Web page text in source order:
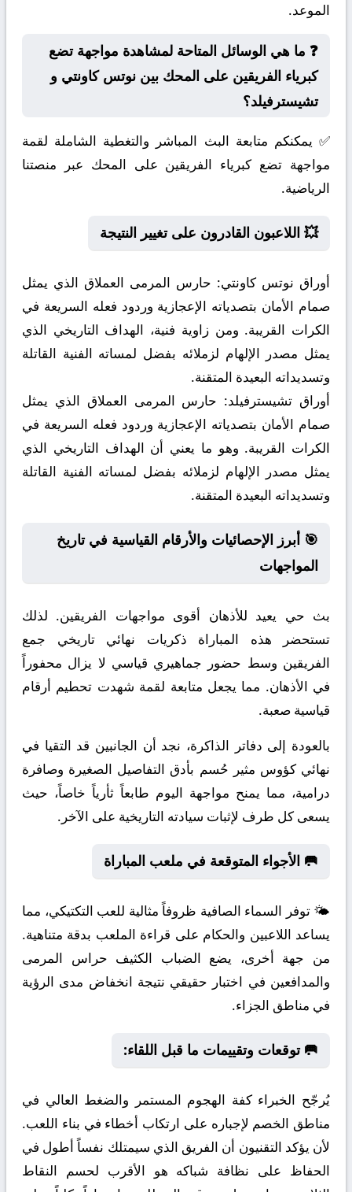
الموعد.
❓ ما هي الوسائل المتاحة لمشاهدة مواجهة تضع
كبرياء الفريقين على المحك بين نوتس كاونتي و
تشيسترفيلد؟
✅ يمكنكم متابعة البث المباشر والتغطية الشاملة لقمة
مواجهة تضع كبرياء الفريقين على المحك عبر منصتنا
الرياضية.
💥 اللاعبون القادرون على تغيير النتيجة
أوراق نوتس كاونتي: حارس المرمى العملاق الذي يمثل
صمام الأمان بتصدياته الإعجازية وردود فعله السريعة في
الكرات القريبة. ومن زاوية فنية، الهداف التاريخي الذي
يمثل مصدر الإلهام لزملائه بفضل لمساته الفنية القاتلة
وتسديداته البعيدة المتقنة.
أوراق تشيسترفيلد: حارس المرمى العملاق الذي يمثل
صمام الأمان بتصدياته الإعجازية وردود فعله السريعة في
الكرات القريبة. وهو ما يعني أن الهداف التاريخي الذي
يمثل مصدر الإلهام لزملائه بفضل لمساته الفنية القاتلة
وتسديداته البعيدة المتقنة.
🎯 أبرز الإحصائيات والأرقام القياسية في تاريخ
المواجهات
بث حي يعيد للأذهان أقوى مواجهات الفريقين. لذلك
تستحضر هذه المباراة ذكريات نهائي تاريخي جمع
الفريقين وسط حضور جماهيري قياسي لا يزال محفوراً
في الأذهان. مما يجعل متابعة لقمة شهدت تحطيم أرقام
قياسية صعبة.
بالعودة إلى دفاتر الذاكرة، نجد أن الجانبين قد التقيا في
نهائي كؤوس مثير حُسم بأدق التفاصيل الصغيرة وصافرة
درامية، مما يمنح مواجهة اليوم طابعاً ثأرياً خاصاً، حيث
يسعى كل طرف لإثبات سيادته التاريخية على الآخر.
🥅 الأجواء المتوقعة في ملعب المباراة
🌤️ توفر السماء الصافية ظروفاً مثالية للعب التكتيكي، مما
يساعد اللاعبين والحكام على قراءة الملعب بدقة متناهية.
من جهة أخرى، يضع الضباب الكثيف حراس المرمى
والمدافعين في اختبار حقيقي نتيجة انخفاض مدى الرؤية
في مناطق الجزاء.
🥅 توقعات وتقييمات ما قبل اللقاء:
يُرجّح الخبراء كفة الهجوم المستمر والضغط العالي في
مناطق الخصم لإجباره على ارتكاب أخطاء في بناء اللعب.
لأن يؤكد التقنيون أن الفريق الذي سيمتلك نفساً أطول في
الحفاظ على نظافة شباكه هو الأقرب لحسم النقاط